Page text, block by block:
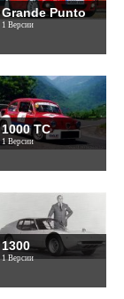
Grande Punto
1 Версии
1000 TC
1 Версии
1300
1 Версии